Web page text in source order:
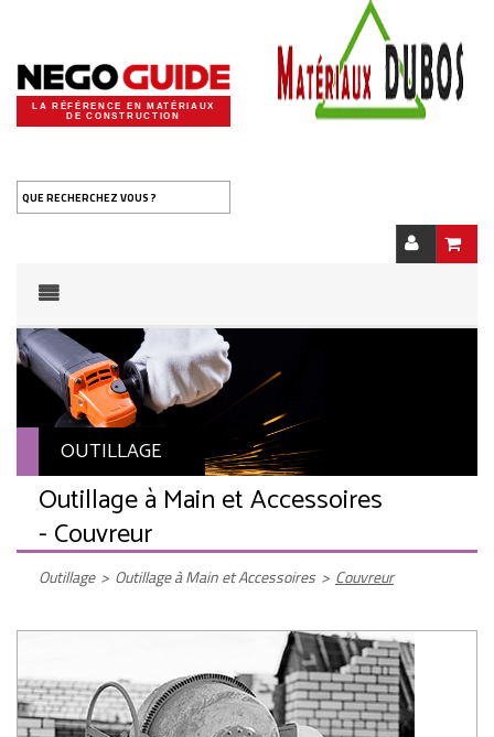
LA RÉFÉRENCE EN MATÉRIAUX
DE CONSTRUCTION
QUE RECHERCHEZ VOUS ?
OUTILLAGE
Outillage à Main et Accessoires
- Couvreur
Outillage > Outillage à Main et Accessoires > Couvreur